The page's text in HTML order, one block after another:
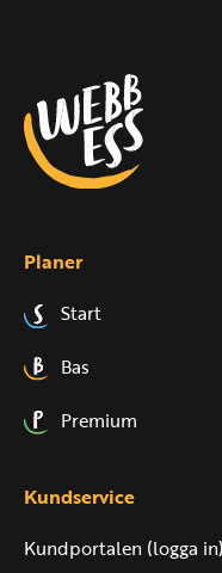
Planer
Start
Bas
Premium
Kundservice
Kundportalen (logga in)